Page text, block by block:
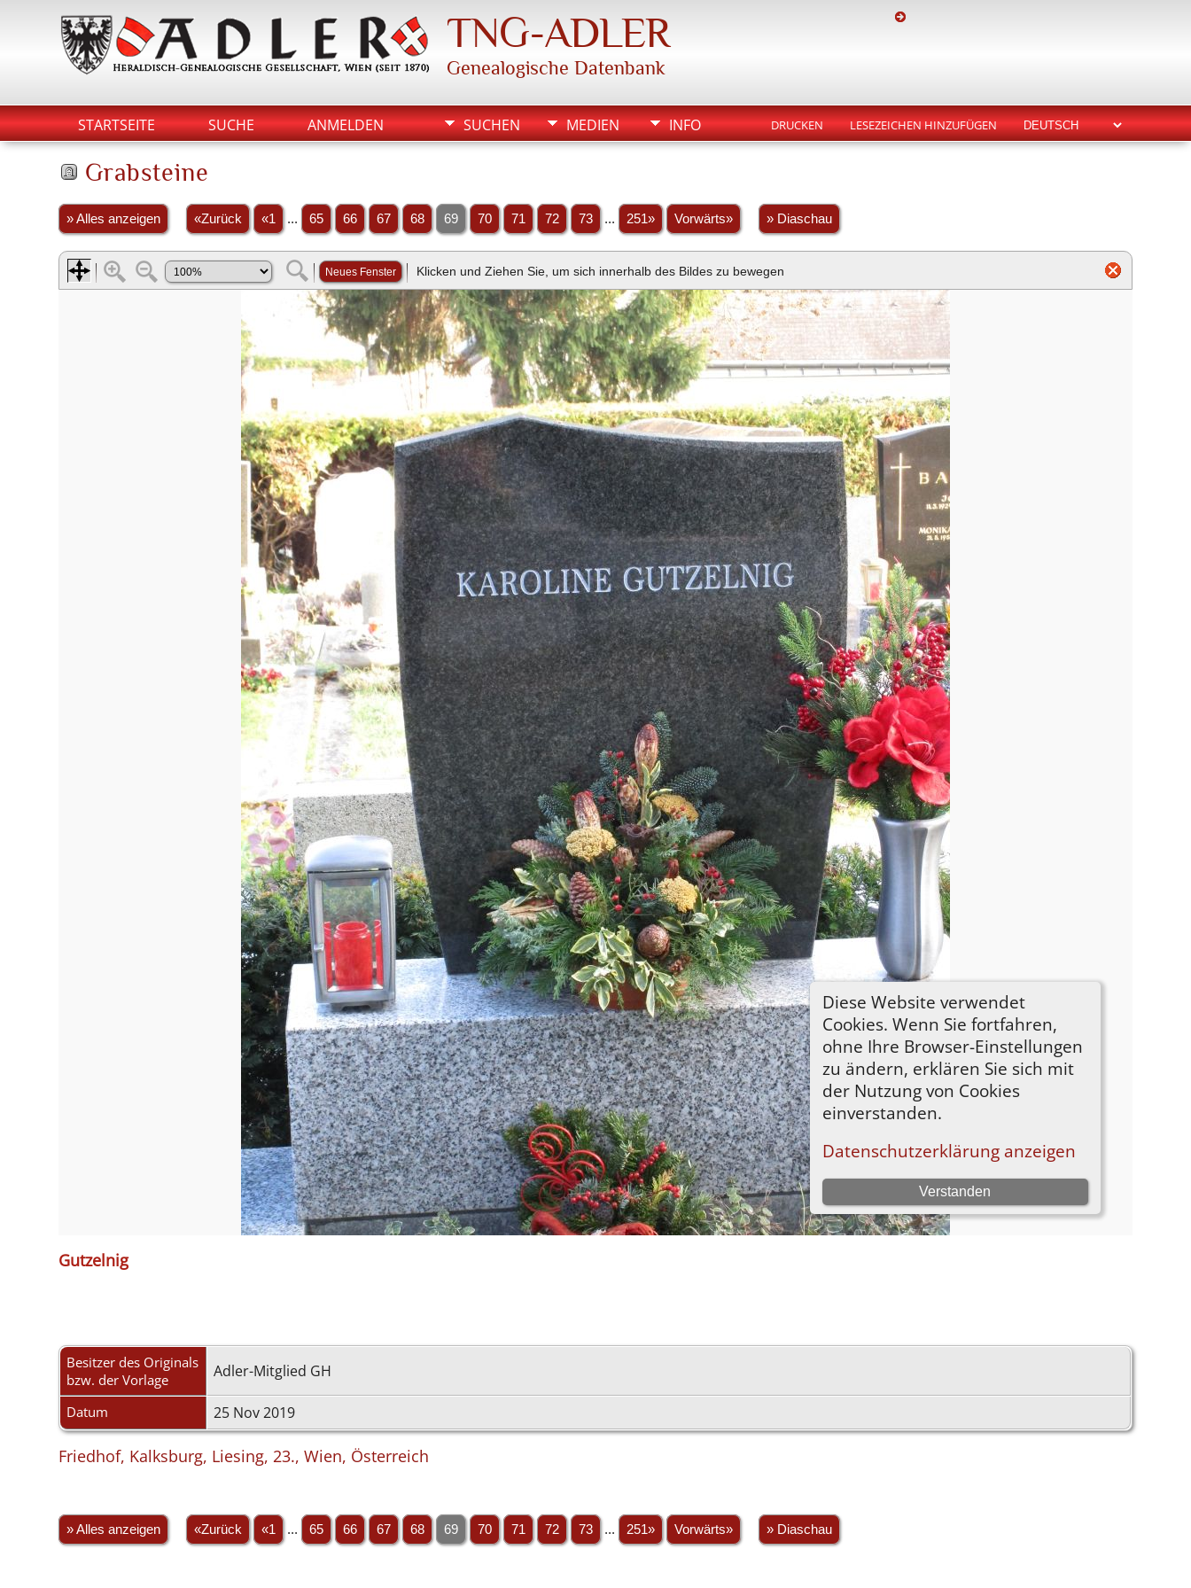
TNG-ADLER
Genealogische Datenbank
STARTSEITE SUCHE ANMELDEN SUCHEN MEDIEN INFO DRUCKEN LESEZEICHEN HINZUFÜGEN
Grabsteine
» Alles anzeigen «Zurück «1 ... 65 66 67 68 69 70 71 72 73 ... 251» Vorwärts» » Diaschau
Gutzelnig
Besitzer des Originals
bzw. der Vorlage
Adler-Mitglied GH
Datum 25 Nov 2019
Friedhof, Kalksburg, Liesing, 23., Wien, Österreich
» Alles anzeigen «Zurück «1 ... 65 66 67 68 69 70 71 72 73 ... 251» Vorwärts» » Diaschau